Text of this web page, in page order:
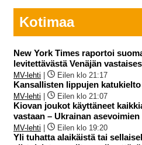
Kotimaa
New York Times raportoi
levitettävästä Venäjän
MV-lehti | Eilen klo 21:17
Kansallisten lippujen
MV-lehti | Eilen klo 21:07
Kiovan joukot käyttäneet
vastaan – Ukrainan
MV-lehti | Eilen klo 19:20
Yli tuhatta alaikäistä tai